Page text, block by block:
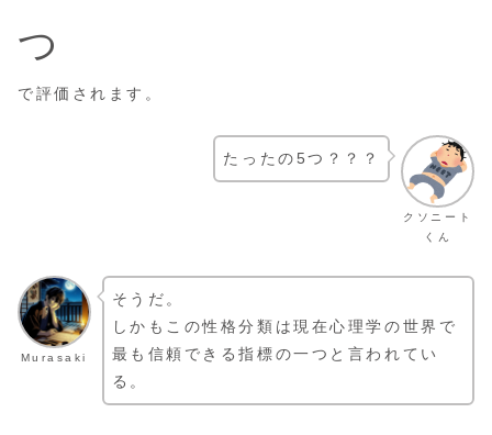
つ
で評価されます。
クソニート
くん
たったの5つ？？？
Murasaki
そうだ。
しかもこの性格分類は現在心理学の世界で
最も信頼できる指標の一つと言われてい
る。